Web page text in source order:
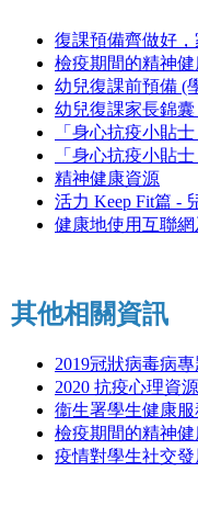
復課預備齊做好
檢疫期間的精神
幼兒復課前預備 (
幼兒復課家長錦
「身心抗疫小貼
「身心抗疫小貼
精神健康資源
活力 Keep Fit篇 -
健康地使用互聯
其他相關資訊
2019冠狀病毒病
2020 抗疫心理資
衞生署學生健康服
檢疫期間的精神
疫情對學生社交